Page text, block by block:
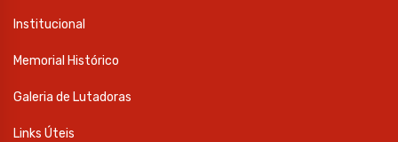
Institucional
Memorial Histórico
Galeria de Lutadoras
Links Úteis